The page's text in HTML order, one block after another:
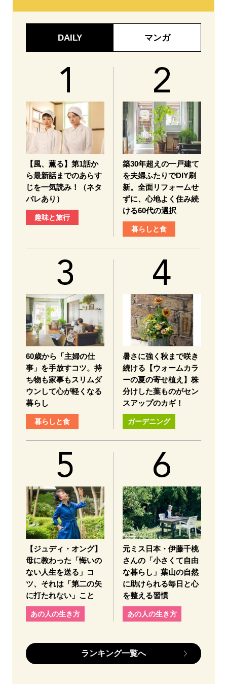
DAILY マンガ
【風、薫る】第1話か
ら最新話までのあらす
じを一気読み！（ネタ
バレあり）
趣味と旅行
築30年超えの一戸建て
を夫婦ふたりでDIY刷
新。全面リフォームせ
ずに、心地よく住み続
ける60代の選択
暮らしと食
60歳から「主婦の仕
事」を手放すコツ。持
ち物も家事もスリムダ
ウンして心が軽くなる
暮らし
暮らしと食
暑さに強く秋まで咲き
続ける【ウォームカラ
ーの夏の寄せ植え】株
分けした葉ものがセン
スアップのカギ！
ガーデニング
【ジュディ・オング】
母に教わった「悔いの
ない人生を送る」コ
ツ、それは「第二の矢
に打たれない」こと
あの人の生き方
元ミス日本・伊藤千桃
さんの「小さくて自由
な暮らし」葉山の自然
に助けられる毎日と心
を整える習慣
あの人の生き方
ランキング一覧へ